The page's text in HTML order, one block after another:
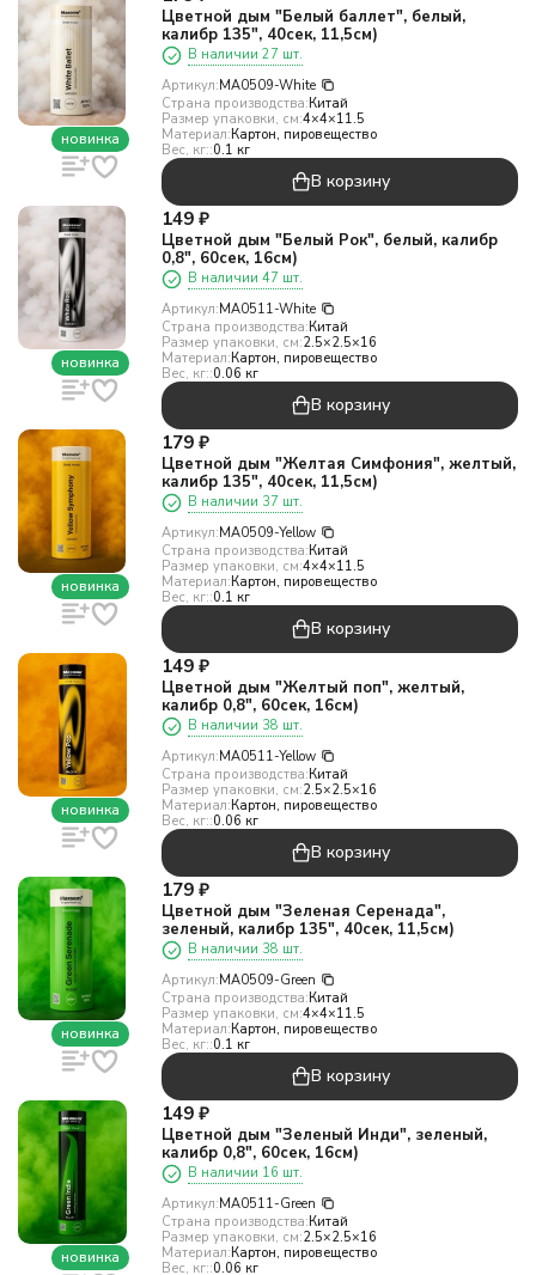
новинка
Цветной дым "Белый баллет", белый,
калибр 135", 40сек, 11,5см)
В наличии 27 шт.
Артикул:MA0509-White
Страна производства:Китай
Размер упаковки, см:4×4×11.5
Материал:Картон, пировещество
Вес, кг::0.1 кг
В корзину
новинка
149 ₽
Цветной дым "Белый Рок", белый, калибр
0,8", 60сек, 16см)
В наличии 47 шт.
Артикул:MA0511-White
Страна производства:Китай
Размер упаковки, см:2.5×2.5×16
Материал:Картон, пировещество
Вес, кг::0.06 кг
В корзину
новинка
179 ₽
Цветной дым "Желтая Симфония", желтый,
калибр 135", 40сек, 11,5см)
В наличии 37 шт.
Артикул:MA0509-Yellow
Страна производства:Китай
Размер упаковки, см:4×4×11.5
Материал:Картон, пировещество
Вес, кг::0.1 кг
В корзину
новинка
149 ₽
Цветной дым "Желтый поп", желтый,
калибр 0,8", 60сек, 16см)
В наличии 38 шт.
Артикул:MA0511-Yellow
Страна производства:Китай
Размер упаковки, см:2.5×2.5×16
Материал:Картон, пировещество
Вес, кг::0.06 кг
В корзину
новинка
179 ₽
Цветной дым "Зеленая Серенада",
зеленый, калибр 135", 40сек, 11,5см)
В наличии 38 шт.
Артикул:MA0509-Green
Страна производства:Китай
Размер упаковки, см:4×4×11.5
Материал:Картон, пировещество
Вес, кг::0.1 кг
В корзину
новинка
149 ₽
Цветной дым "Зеленый Инди", зеленый,
калибр 0,8", 60сек, 16см)
В наличии 16 шт.
Артикул:MA0511-Green
Страна производства:Китай
Размер упаковки, см:2.5×2.5×16
Материал:Картон, пировещество
Вес, кг::0.06 кг